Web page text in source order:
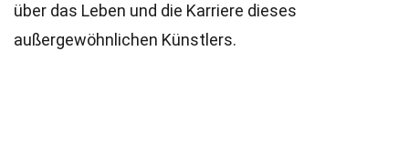
über das Leben und die Karriere dieses
außergewöhnlichen Künstlers.